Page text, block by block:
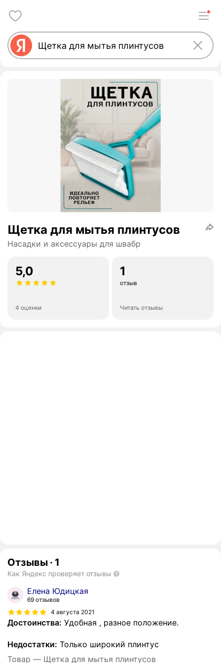
Щетка для мытья плинтусов
Насадки и аксессуары для швабр
5,0
4 оценки
1
отзыв
Читать отзывы
Отзывы · 1
Как Яндекс проверяет отзывы
Елена Юдицкая
69 отзывов
4 августа 2021
Достоинства: Удобная , разное положение.
Недостатки: Только широкий плинтус
Товар — Щетка для мытья плинтусов